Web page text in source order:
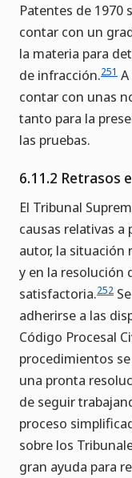
Patentes de 1970
contar con un
la materia para
de infracción.251
contar con unas
tanto para la
las pruebas.
6.11.2 Retrasos
El Tribunal
causas relativas a
autor, la situación
y en la resolución
satisfactoria.252
adherirse a las
Código Procesal
procedimientos
una pronta
de seguir
proceso
sobre los
gran ayuda para